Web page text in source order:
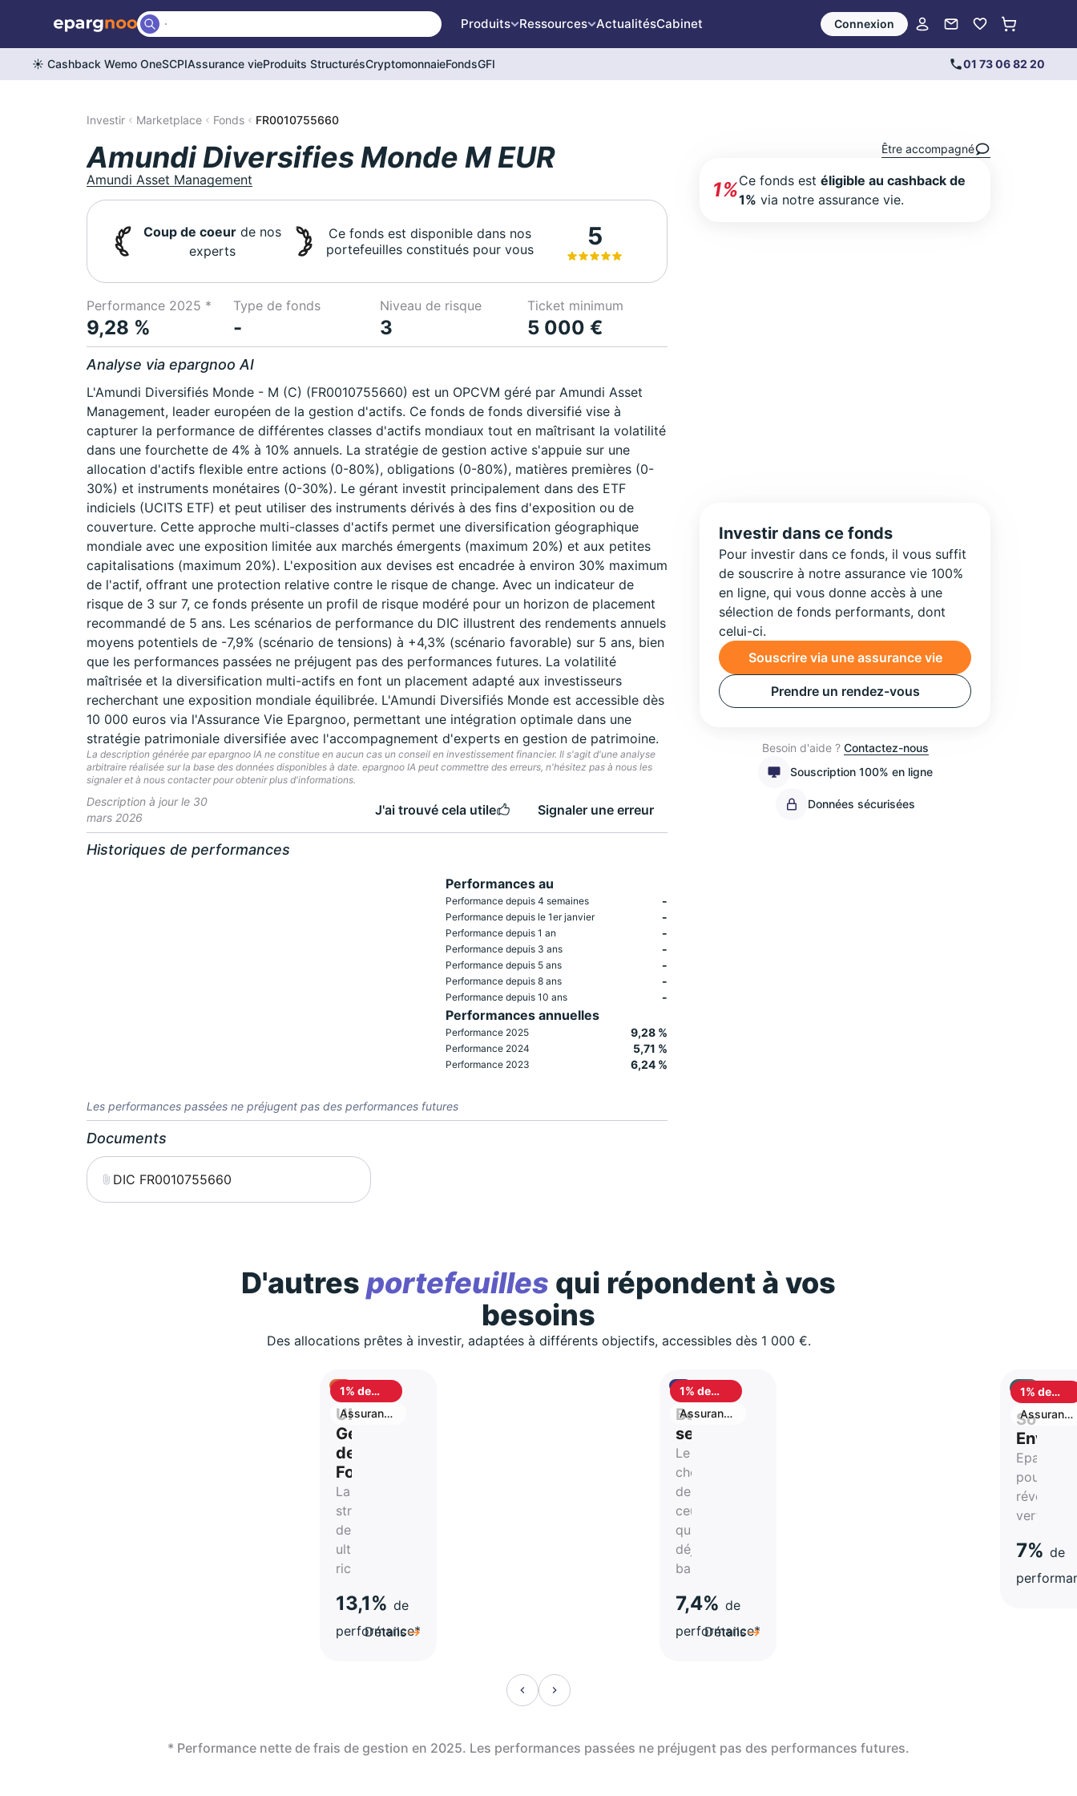
Produits Ressources ActualitésCabinet Connexion
☀️ Cashback Wemo OneSCPIAssurance vieProduits StructurésCryptomonnaieFondsGFI 01 73 06 82 20
Investir Marketplace Fonds FR0010755660
Amundi Diversifies Monde M EUR
Amundi Asset Management
Coup de coeurde nos
experts
Ce fonds est disponible dans nos
portefeuilles constitués pour vous
5
Performance 2025 *
9,28 %
Type de fonds
-
Niveau de risque
3
Ticket minimum
5 000 €
Analyse via epargnoo AI
L'Amundi Diversifiés Monde - M (C) (FR0010755660) est un OPCVM géré par Amundi Asset
Management, leader européen de la gestion d'actifs. Ce fonds de fonds diversifié vise à
capturer la performance de différentes classes d'actifs mondiaux tout en maîtrisant la volatilité
dans une fourchette de 4% à 10% annuels. La stratégie de gestion active s'appuie sur une
allocation d'actifs flexible entre actions (0-80%), obligations (0-80%), matières premières (0-
30%) et instruments monétaires (0-30%). Le gérant investit principalement dans des ETF
indiciels (UCITS ETF) et peut utiliser des instruments dérivés à des fins d'exposition ou de
couverture. Cette approche multi-classes d'actifs permet une diversification géographique
mondiale avec une exposition limitée aux marchés émergents (maximum 20%) et aux petites
capitalisations (maximum 20%). L'exposition aux devises est encadrée à environ 30% maximum
de l'actif, offrant une protection relative contre le risque de change. Avec un indicateur de
risque de 3 sur 7, ce fonds présente un profil de risque modéré pour un horizon de placement
recommandé de 5 ans. Les scénarios de performance du DIC illustrent des rendements annuels
moyens potentiels de -7,9% (scénario de tensions) à +4,3% (scénario favorable) sur 5 ans, bien
que les performances passées ne préjugent pas des performances futures. La volatilité
maîtrisée et la diversification multi-actifs en font un placement adapté aux investisseurs
recherchant une exposition mondiale équilibrée. L'Amundi Diversifiés Monde est accessible dès
10 000 euros via l'Assurance Vie Epargnoo, permettant une intégration optimale dans une
stratégie patrimoniale diversifiée avec l'accompagnement d'experts en gestion de patrimoine.
La description générée par epargnoo IA ne constitue en aucun cas un conseil en investissement financier. Il s'agit d'une analyse
arbitraire réalisée sur la base des données disponibles à date. epargnoo IA peut commettre des erreurs, n'hésitez pas à nous les
signaler et à nous contacter pour obtenir plus d'informations.
Description à jour le 30
mars 2026
J'ai trouvé cela utile Signaler une erreur
Historiques de performances
Performances au
Performance depuis 4 semaines -
Performance depuis le 1er janvier -
Performance depuis 1 an -
Performance depuis 3 ans -
Performance depuis 5 ans -
Performance depuis 8 ans -
Performance depuis 10 ans -
Performances annuelles
Performance 2025 9,28 %
Performance 2024 5,71 %
Performance 2023 6,24 %
Les performances passées ne préjugent pas des performances futures
Documents
DIC FR0010755660
Être accompagné
1%Ce fonds estéligible au cashback de
1% via notre assurance vie.
Investir dans ce fonds
Pour investir dans ce fonds, il vous suffit
de souscrire à notre assurance vie 100%
en ligne, qui vous donne accès à une
sélection de fonds performants, dont
celui-ci.
Souscrire via une assurance vie
Prendre un rendez-vous
Besoin d'aide ? Contactez-nous
Souscription 100% en ligne
Données sécurisées
D'autres portefeuilles qui répondent à vos
besoins
Des allocations prêtes à investir, adaptées à différents objectifs, accessibles dès 1 000 €.
1% de
cashback
Assurance
vie
UBS
Gestion
de
Fortune
La
stratégie
des
ultra-
riches
13,1% de
performance*
Détails
1% de
cashback
Assurance
vie
Best-
seller
Le
choix
de
ceux
qui ont
déjà
basculé
7,4% de
performance*
Détails
1% de
cashback
Assurance
vie
Social &
Epargnez
pour la
révolution
verte
7% de
* Performance nette de frais de gestion en 2025. Les performances passées ne préjugent pas des performances futures.